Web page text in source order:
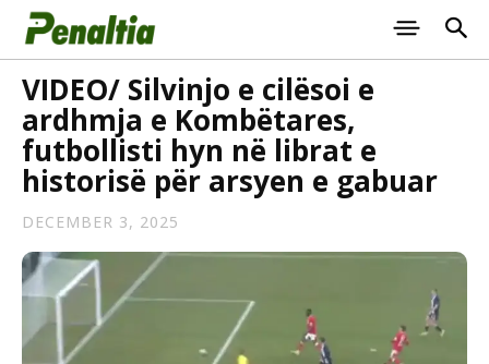
VIDEO/ Silvinjo e cilësoi e
ardhmja e Kombëtares,
futbollisti hyn në librat e
historisë për arsyen e gabuar
DECEMBER 3, 2025